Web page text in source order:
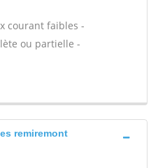
courant faibles -
ou partielle -
remiremont